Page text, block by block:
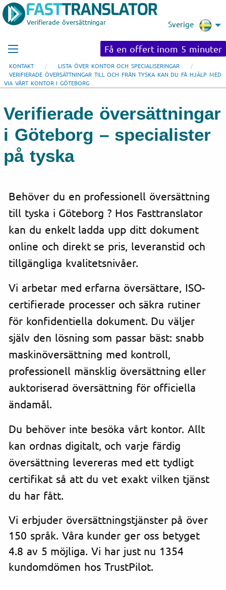
Verifierade översättningar Sverige
Få en offert inom 5 minuter
KONTAKT
LISTA ÖVER KONTOR OCH SPECIALISERINGAR
VERIFIERADE ÖVERSÄTTNINGAR TILL OCH FRÅN TYSKA KAN DU FÅ HJÄLP MED
VIA VÅRT KONTOR I GÖTEBORG
Verifierade översättningar
i Göteborg – specialister
på tyska
Behöver du en professionell översättning
till tyska i Göteborg ? Hos Fasttranslator
kan du enkelt ladda upp ditt dokument
online och direkt se pris, leveranstid och
tillgängliga kvalitetsnivåer.
Vi arbetar med erfarna översättare, ISO-
certifierade processer och säkra rutiner
för konfidentiella dokument. Du väljer
själv den lösning som passar bäst: snabb
maskinöversättning med kontroll,
professionell mänsklig översättning eller
auktoriserad översättning för officiella
ändamål.
Du behöver inte besöka vårt kontor. Allt
kan ordnas digitalt, och varje färdig
översättning levereras med ett tydligt
certifikat så att du vet exakt vilken tjänst
du har fått.
Vi erbjuder översättningstjänster på över
150 språk. Våra kunder ger oss betyget
4.8 av 5 möjliga. Vi har just nu 1354
kundomdömen hos TrustPilot.